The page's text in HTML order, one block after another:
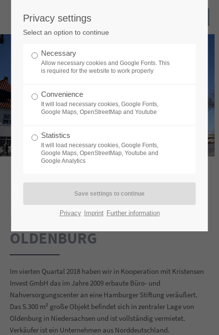
BÜRO- UND
NAHVERSORGUNGSCENTER
NADORSTER STRASSE
OLDENBURG
Im vierten Quartal 2018 haben wir in Kooperation mit Kristensen
Invest GmbH das im Jahre 2009 erbaute Büro- und
Nahversorgungscenter an eine Hamburger Stiftung veräußert.
Das 5.300 m² große Objekt befindet sich in zentraler Lage von
Oldenburg in Niedersachsen und ist vollständig vermietet.
Verkäufer ist ein Unternehmen aus Norddeutschland.
Privacy settings
Select an option to continue
Necessary
Allow necessary cookies and Google Fonts. This
is required for the website to work properly
Convenience
It will load necessary cookies, Google Fonts,
Google Maps, OpenStreetMap and Youtube
Statistics
It will load necessary cookies, Google Fonts,
Google Maps, OpenStreetMap, Youtube and
Google Analytics
Privacy Imprint Further information